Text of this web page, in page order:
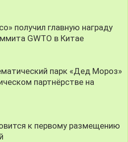
получил главную награду
GWTO в Китае
парк «Дед Мороз»
партнёрстве на
к первому размещению